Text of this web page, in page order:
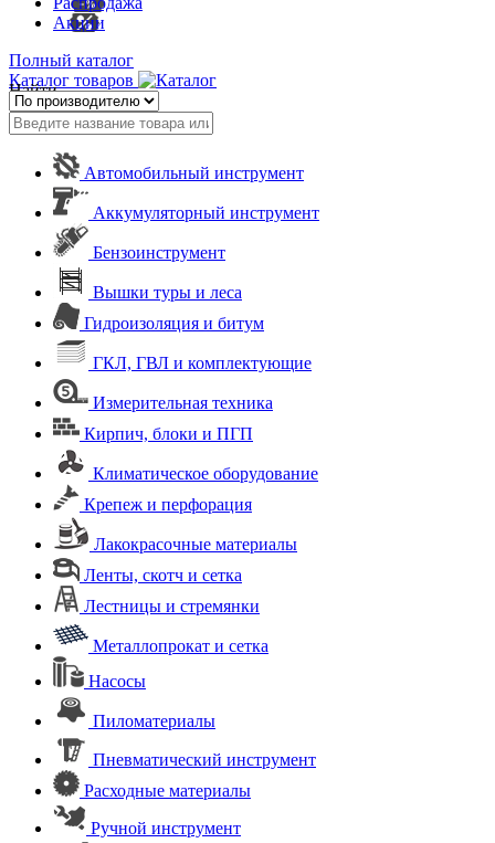
Акции
Полный каталог
Каталог товаров
Найти
Автомобильный инструмент
Аккумуляторный инструмент
Бензоинструмент
Вышки туры и леса
Гидроизоляция и битум
ГКЛ, ГВЛ и комплектующие
Измерительная техника
Кирпич, блоки и ПГП
Климатическое оборудование
Крепеж и перфорация
Лакокрасочные материалы
Ленты, скотч и сетка
Лестницы и стремянки
Металлопрокат и сетка
Насосы
Пиломатериалы
Пневматический инструмент
Расходные материалы
Ручной инструмент